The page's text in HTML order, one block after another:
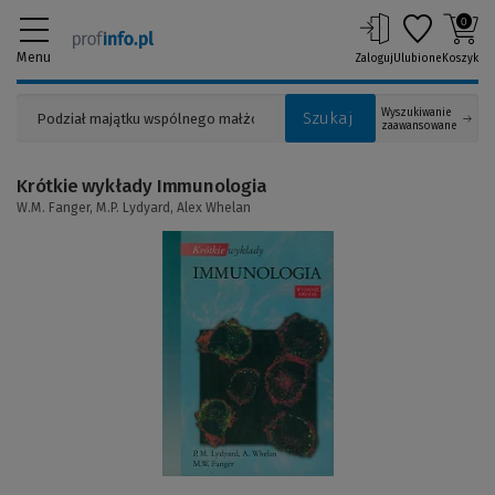
Menu
Szukaj
Wyszukiwanie
zaawansowane
ZalogujUlubione
0
Koszyk
Krótkie wykłady Immunologia
W.M. Fanger, M.P. Lydyard, Alex Whelan